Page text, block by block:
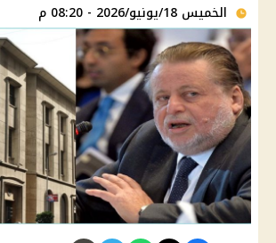
الخميس 18/يونيو/2026 - 08:20 م